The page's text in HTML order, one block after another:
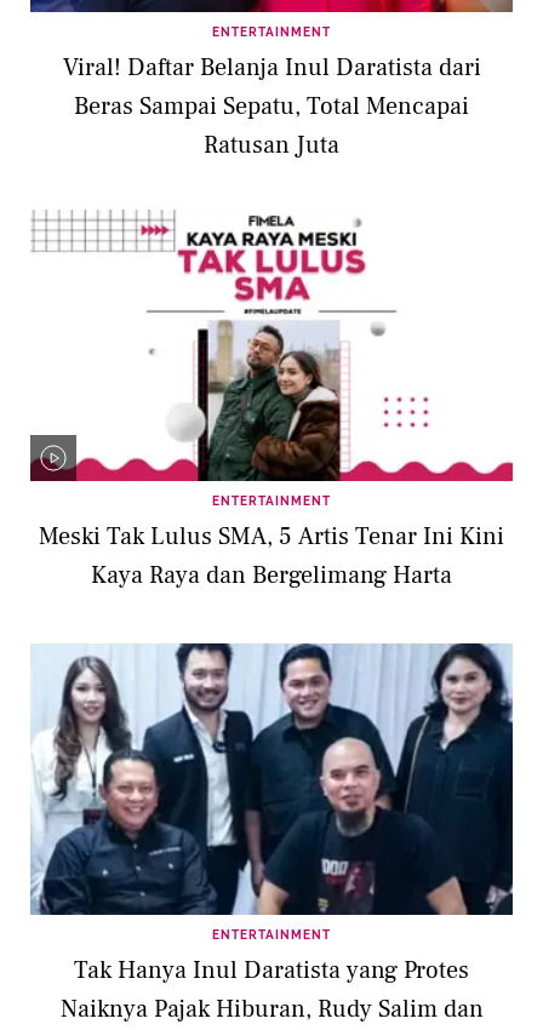
ENTERTAINMENT
Viral! Daftar Belanja Inul Daratista dari
Beras Sampai Sepatu, Total Mencapai
Ratusan Juta
ENTERTAINMENT
Meski Tak Lulus SMA, 5 Artis Tenar Ini Kini
Kaya Raya dan Bergelimang Harta
ENTERTAINMENT
Tak Hanya Inul Daratista yang Protes
Naiknya Pajak Hiburan, Rudy Salim dan